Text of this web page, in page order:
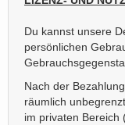
Du kannst unsere
persönlichen
Nach der
räumlich
im privaten Bereich